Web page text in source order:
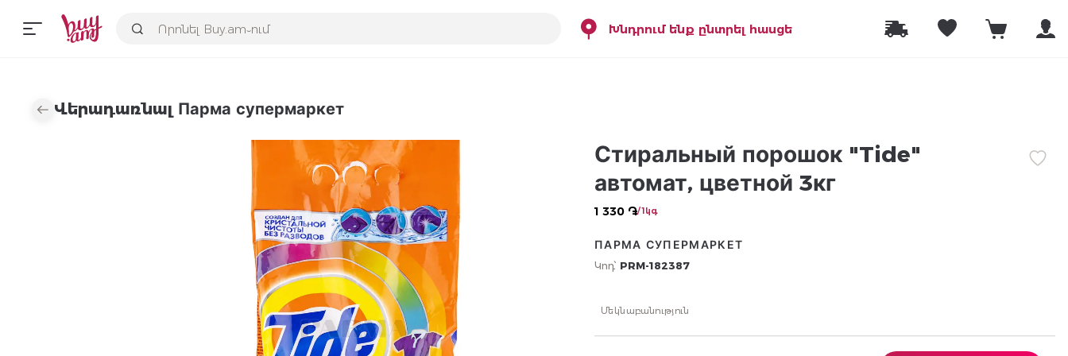
Խնդրում ենք ընտրել հասցե
Վերադառնալ Парма супермаркет
Стиральный порошок "Tide"
автомат, цветной 3кг
1 330 ֏/ 1կգ
ПАРМА СУПЕРМАРКЕТ
Կոդ՝ PRM-182387
Մեկնաբանություն